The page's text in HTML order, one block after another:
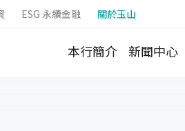
ESG 永續金融 關於玉山
本行簡介 新聞中心